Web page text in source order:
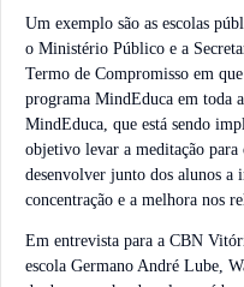
Um exemplo são as escolas
o Ministério Público e a
Termo de Compromisso em
programa MindEduca em toda
MindEduca, que está sendo
objetivo levar a meditação
desenvolver junto dos alunos a
concentração e a melhora nos
Em entrevista para a CBN
escola Germano André Lube,